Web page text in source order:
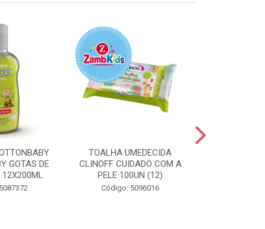
GOTAS DE
TOALHA UMEDECIDA
CLINOFF CUIDADO COM A
PELE 100UN (12)
Código: 5096016